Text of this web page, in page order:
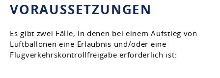
VORAUSSETZUNGEN
Es gibt zwei Fälle, in denen bei einem Aufstieg von
Luftballonen eine Erlaubnis und/oder eine
Flugverkehrskontrollfreigabe erforderlich ist: